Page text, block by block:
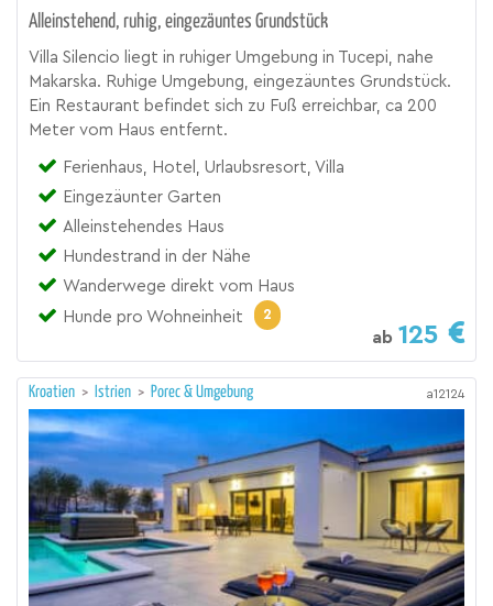
Alleinstehend, ruhig, eingezäuntes Grundstück
Villa Silencio liegt in ruhiger Umgebung in Tucepi, nahe
Makarska. Ruhige Umgebung, eingezäuntes Grundstück.
Ein Restaurant befindet sich zu Fuß erreichbar, ca 200
Meter vom Haus entfernt.
Ferienhaus, Hotel, Urlaubsresort, Villa
Eingezäunter Garten
Alleinstehendes Haus
Hundestrand in der Nähe
Wanderwege direkt vom Haus
Hunde pro Wohneinheit
2
ab 125
Kroatien > Istrien > Porec & Umgebung a12124